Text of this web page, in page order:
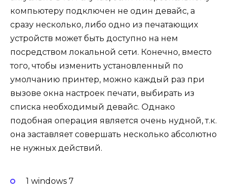
компьютеру подключен не один девайс, а
сразу несколько, либо одно из печатающих
устройств может быть доступно на нем
посредством локальной сети. Конечно, вместо
того, чтобы изменить установленный по
умолчанию принтер, можно каждый раз при
вызове окна настроек печати, выбирать из
списка необходимый девайс. Однако
подобная операция является очень нудной, т.к.
она заставляет совершать несколько абсолютно
не нужных действий.
1 windows 7